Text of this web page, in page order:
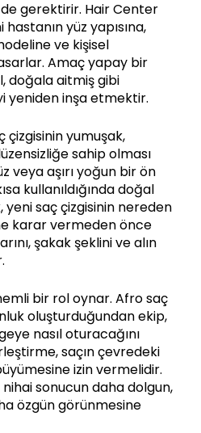
gerektirir. Hair Center
yüz yapısına,
ve kişisel
Amaç yapay bir
doğala aitmiş gibi
yeniden inşa etmektir.
çizgisinin yumuşak,
sahip olması
veya aşırı yoğun bir ön
kullanıldığında doğal
yeni saç çizgisinin nereden
karar vermeden önce
şakak şeklini ve alın
bir rol oynar. Afro saç
oluşturduğundan ekip,
nasıl oturacağını
saçın çevredeki
izin vermelidir.
nihai sonucun daha dolgun,
özgün görünmesine